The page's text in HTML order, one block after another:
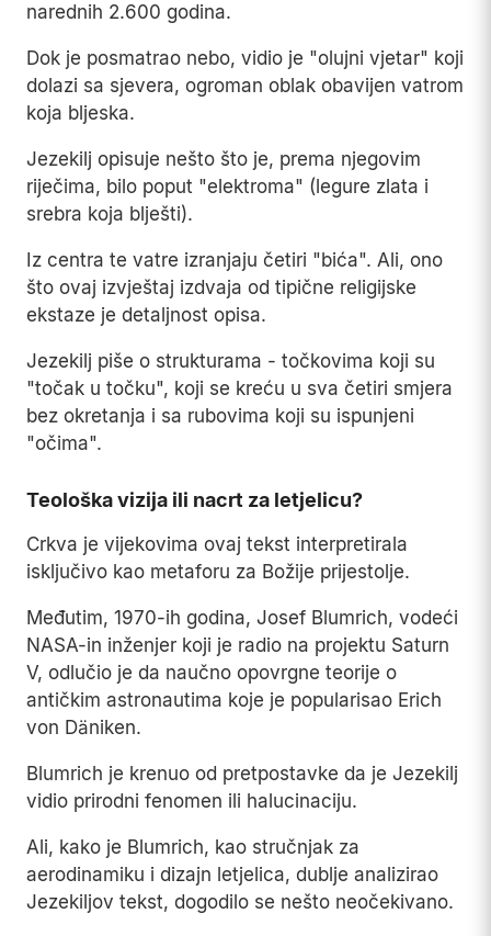
narednih 2.600 godina.
Dok je posmatrao nebo, vidio je "olujni vjetar" koji
dolazi sa sjevera, ogroman oblak obavijen vatrom
koja bljeska.
Jezekilj opisuje nešto što je, prema njegovim
riječima, bilo poput "elektroma" (legure zlata i
srebra koja blješti).
Iz centra te vatre izranjaju četiri "bića". Ali, ono
što ovaj izvještaj izdvaja od tipične religijske
ekstaze je detaljnost opisa.
Jezekilj piše o strukturama - točkovima koji su
"točak u točku", koji se kreću u sva četiri smjera
bez okretanja i sa rubovima koji su ispunjeni
"očima".
Teološka vizija ili nacrt za letjelicu?
Crkva je vijekovima ovaj tekst interpretirala
isključivo kao metaforu za Božije prijestolje.
Međutim, 1970-ih godina, Josef Blumrich, vodeći
NASA-in inženjer koji je radio na projektu Saturn
V, odlučio je da naučno opovrgne teorije o
antičkim astronautima koje je popularisao Erich
von Däniken.
Blumrich je krenuo od pretpostavke da je Jezekilj
vidio prirodni fenomen ili halucinaciju.
Ali, kako je Blumrich, kao stručnjak za
aerodinamiku i dizajn letjelica, dublje analizirao
Jezekiljov tekst, dogodilo se nešto neočekivano.